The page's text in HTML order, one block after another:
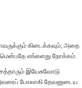
கிடைக்கவும், அதை
எங்களது நோக்கம்.
இயேசுவோடு
போலாகி தேவனுடைய